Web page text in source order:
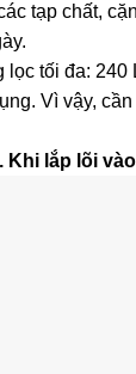
tạp chất,
tối đa:
Vì vậy,
lắp lõi